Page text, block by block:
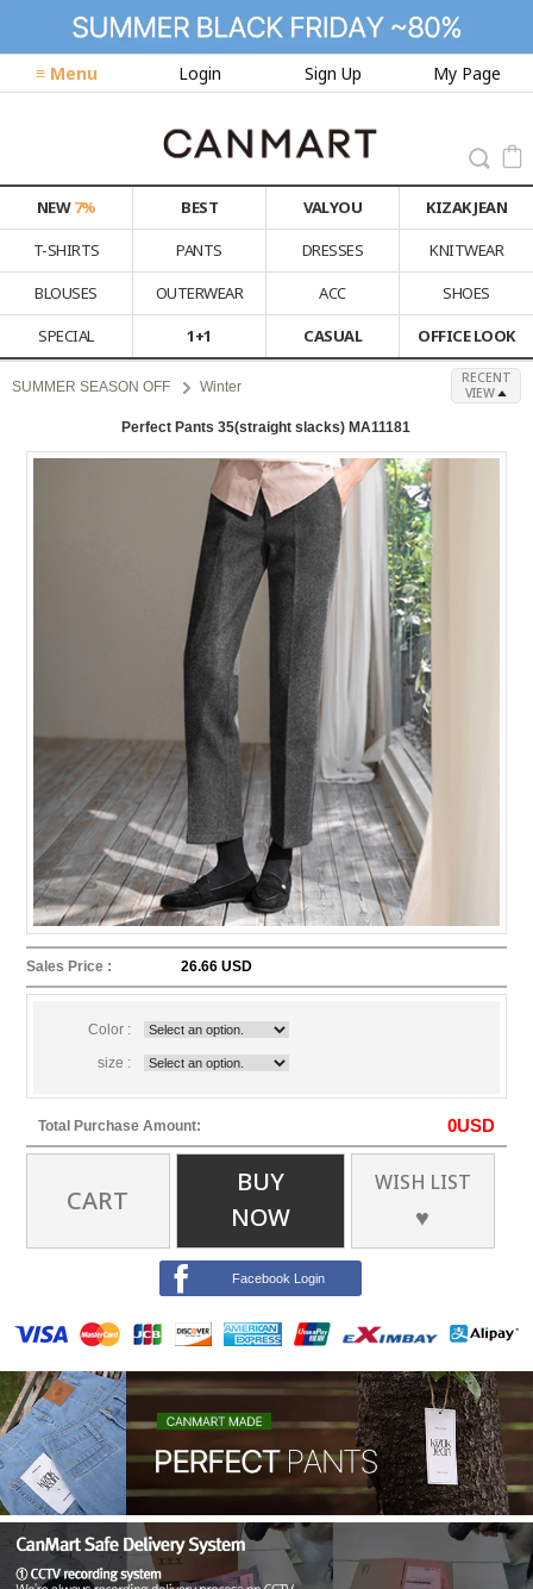
≡ Menu Login Sign Up My Page
NEW7% BEST VALYOU
KIZAK JEAN
T-SHIRTS
PANTS DRESSES
KNITWEAR
BLOUSES
OUTERWEAR ACC
SHOES
SPECIAL
1+1 CASUAL OFFICE LOOK
SUMMER SEASON OFF Winter
RECENT
VIEW
Perfect Pants 35(straight slacks) MA11181
Sales Price : 26.66 USD
Color :
size :
Total Purchase Amount: 0USD
CART
BUY
NOW
WISH LIST
♥
Facebook Login